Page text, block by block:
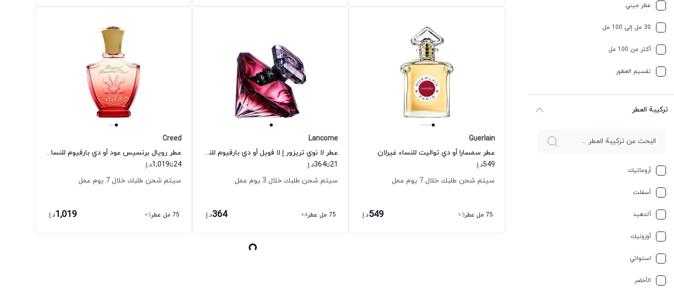
عطر ميني
30 مل إلى 100 مل
أكثر من 100 مل
تقسیم العطور
ترکیبة العطر
أروماتيك
أسفلت
ألدهيد
أوزونيك
استوائي
الأخضر
Guerlain
عطر سمسارا أو دي تواليت للنساء غيرلان
549د.إ.
سيتم شحن طلبك خلال 7 يوم عمل
75 مل عطر +3
549د.إ.
Lancome
عطر لا نوي تريزور إ لا فويل أو دي بارفيوم للنساء لانكوم
21تا364د.إ.
سيتم شحن طلبك خلال 3 يوم عمل
75 مل عطر +4
364د.إ.
Creed
عطر رويال برنسيس عود أو دي بارفيوم للنساء كريد
24تا1,019د.إ.
سيتم شحن طلبك خلال 7 يوم عمل
75 مل عطر +5
1,019د.إ.